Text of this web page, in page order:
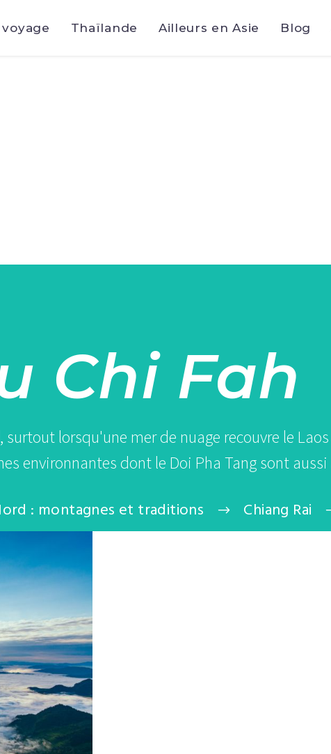
Thaïlande Ailleurs en Asie Blog
Chi Fah
lorsqu'une mer de nuage recouvre le
environnantes dont le Doi Pha Tang sont aussi
: montagnes et traditions Chiang Rai